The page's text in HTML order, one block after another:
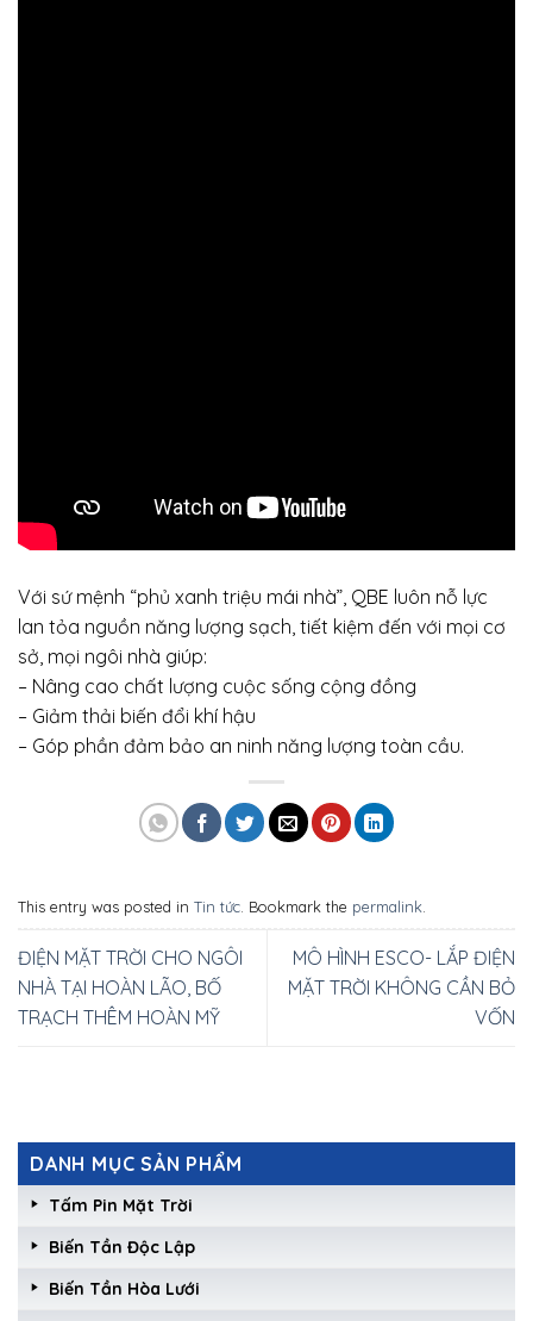
Với sứ mệnh “phủ xanh triệu mái nhà”, QBE luôn nỗ lực
lan tỏa nguồn năng lượng sạch, tiết kiệm đến với mọi cơ
sở, mọi ngôi nhà giúp:
– Nâng cao chất lượng cuộc sống cộng đồng
– Giảm thải biến đổi khí hậu
– Góp phần đảm bảo an ninh năng lượng toàn cầu.
This entry was posted in Tin tức . Bookmark the permalink
ĐIỆN MẶT TRỜI CHO NGÔI
NHÀ TẠI HOÀN LÃO, BỐ
TRẠCH THÊM HOÀN MỸ
MÔ HÌNH ESCO- LẮP ĐIỆN
MẶT TRỜI KHÔNG CẦN BỎ
VỐN
DANH MỤC SẢN PHẨM
Tấm Pin Mặt Trời
Biến Tần Độc Lập
Biến Tần Hòa Lưới